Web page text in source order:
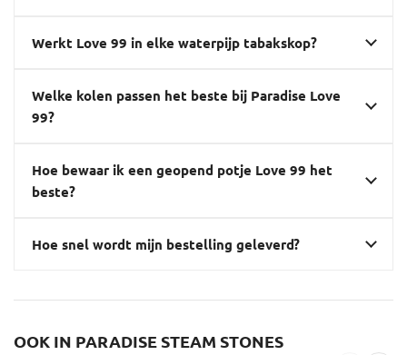
Werkt Love 99 in elke waterpijp tabakskop?
Welke kolen passen het beste bij Paradise Love
99?
Hoe bewaar ik een geopend potje Love 99 het
beste?
Hoe snel wordt mijn bestelling geleverd?
OOK IN PARADISE STEAM STONES